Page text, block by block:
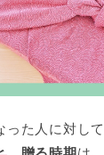
た人に対して